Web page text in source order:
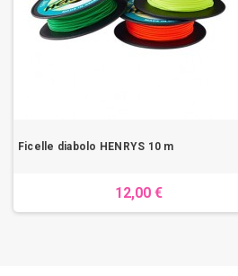
Ficelle diabolo HENRYS 10 m
12,00 €